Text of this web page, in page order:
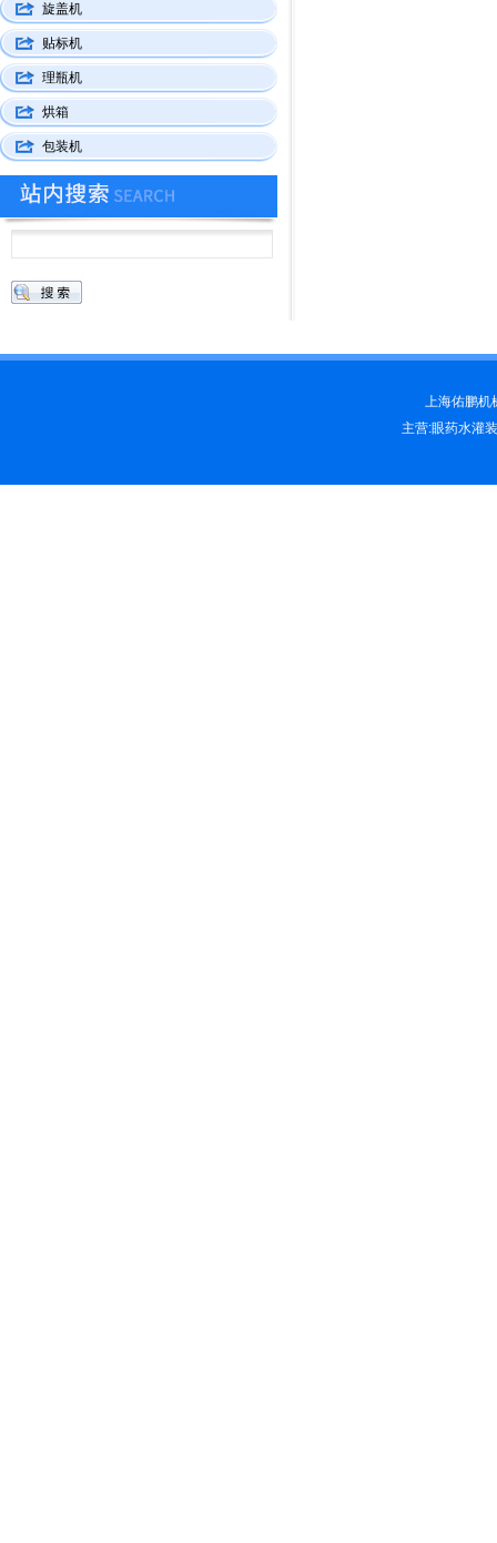
旋盖机
贴标机
理瓶机
烘箱
包装机
上海佑鹏机
主营:眼药水灌